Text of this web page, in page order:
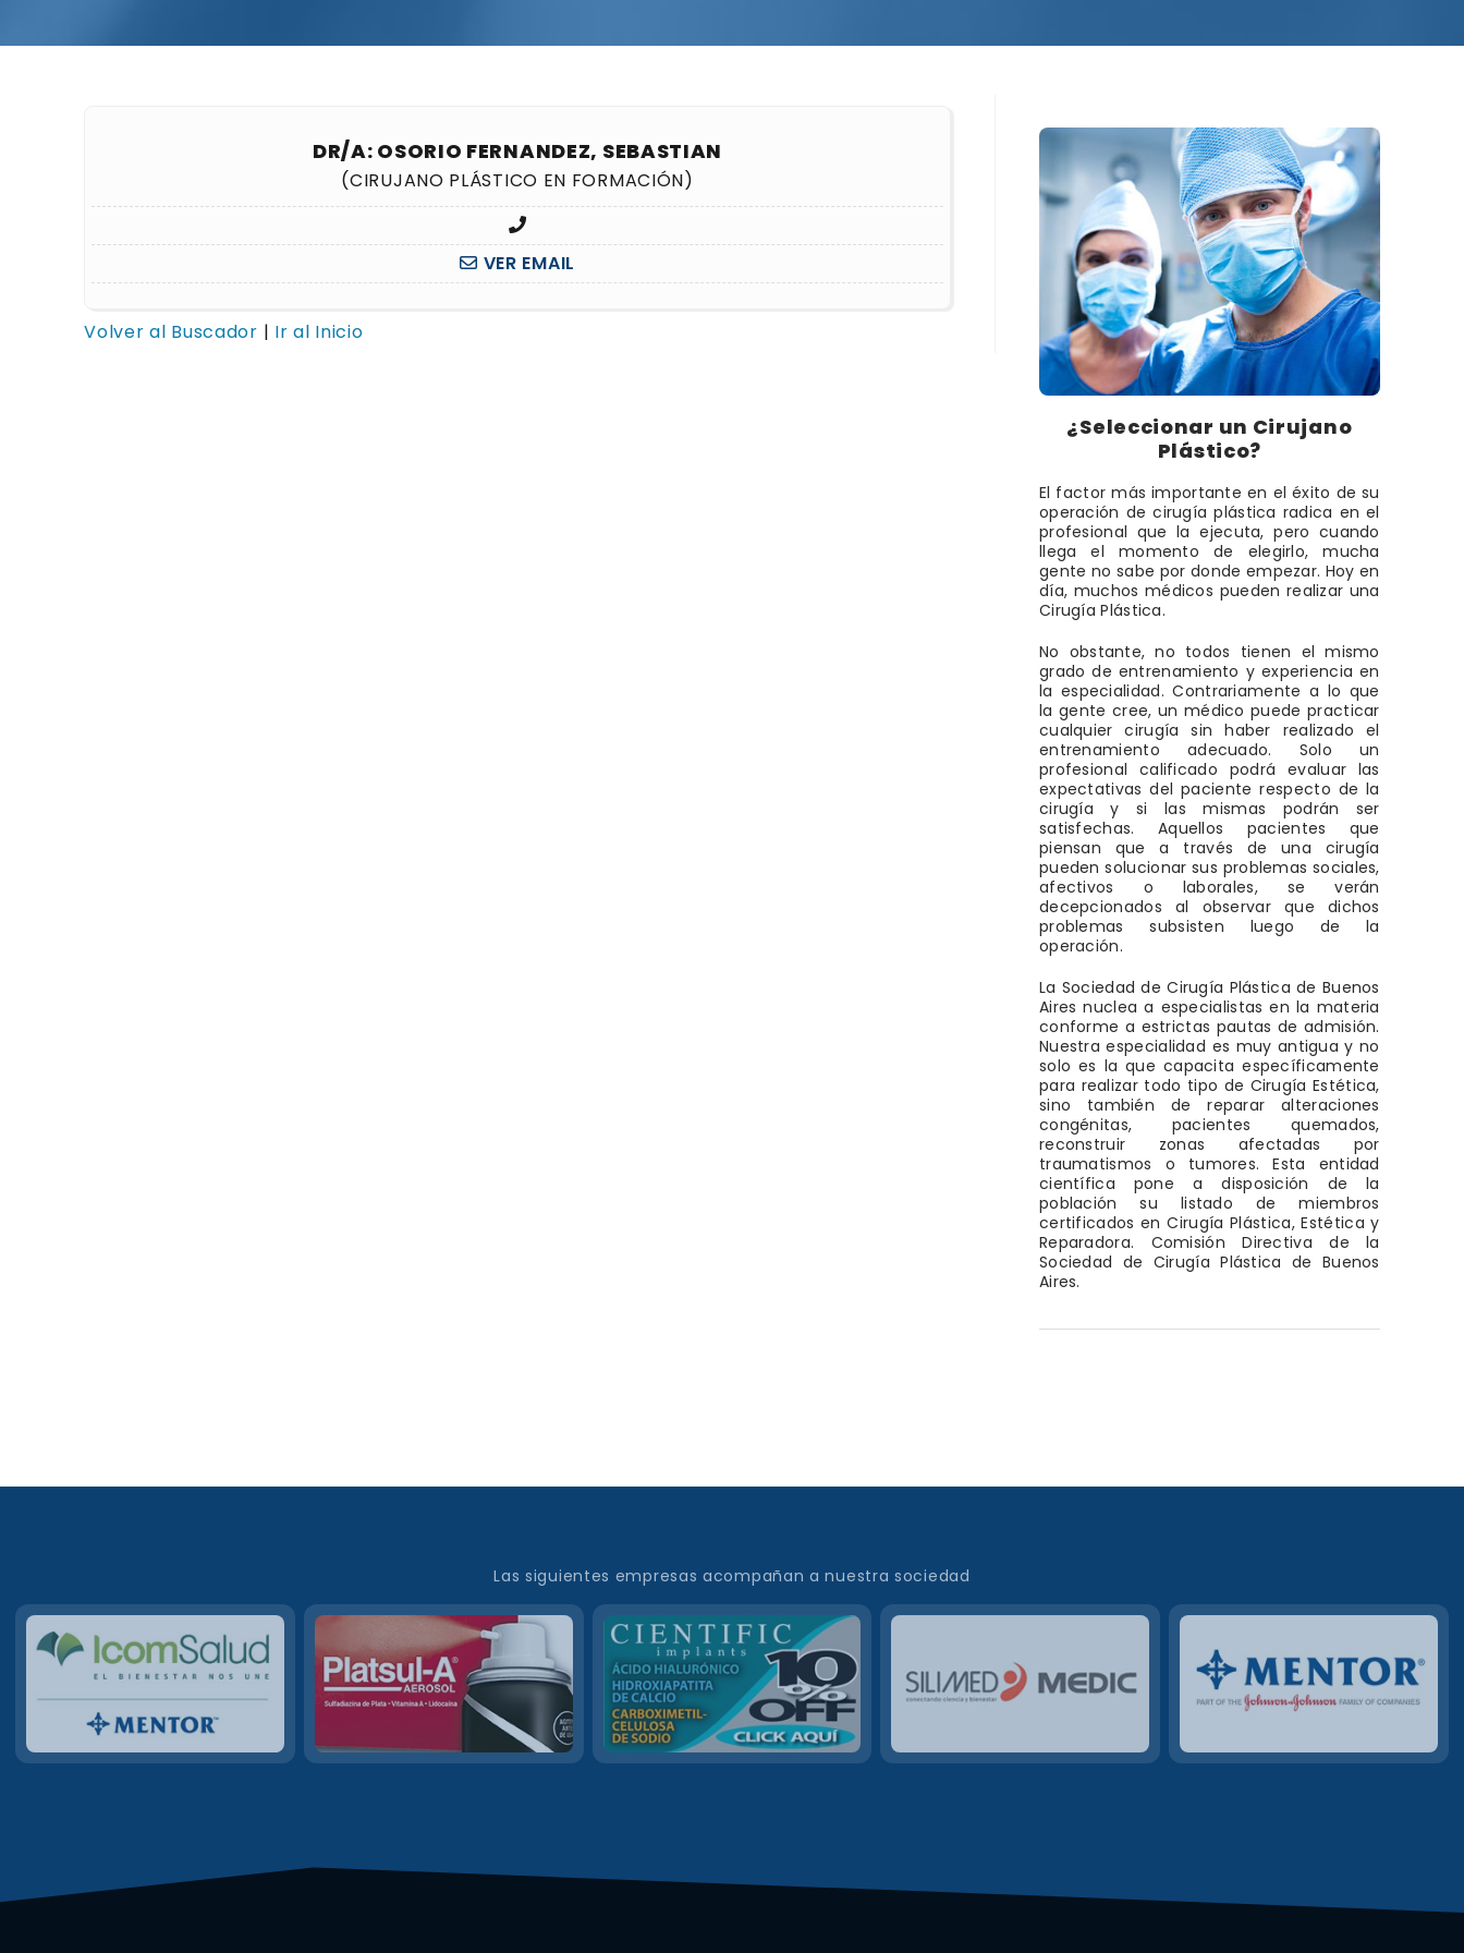
DR/A: OSORIO FERNANDEZ, SEBASTIAN
(CIRUJANO PLÁSTICO EN FORMACIÓN)
VER EMAIL
Volver al Buscador | Ir al Inicio
¿Seleccionar un Cirujano
Plástico?
El factor más importante en el éxito de su
operación de cirugía plástica radica en el
profesional que la ejecuta, pero cuando
llega el momento de elegirlo, mucha
gente no sabe por donde empezar. Hoy en
día, muchos médicos pueden realizar una
Cirugía Plástica.
No obstante, no todos tienen el mismo
grado de entrenamiento y experiencia en
la especialidad. Contrariamente a lo que
la gente cree, un médico puede practicar
cualquier cirugía sin haber realizado el
entrenamiento adecuado. Solo un
profesional calificado podrá evaluar las
expectativas del paciente respecto de la
cirugía y si las mismas podrán ser
satisfechas. Aquellos pacientes que
piensan que a través de una cirugía
pueden solucionar sus problemas sociales,
afectivos o laborales, se verán
decepcionados al observar que dichos
problemas subsisten luego de la
operación.
La Sociedad de Cirugía Plástica de Buenos
Aires nuclea a especialistas en la materia
conforme a estrictas pautas de admisión.
Nuestra especialidad es muy antigua y no
solo es la que capacita específicamente
para realizar todo tipo de Cirugía Estética,
sino también de reparar alteraciones
congénitas, pacientes quemados,
reconstruir zonas afectadas por
traumatismos o tumores. Esta entidad
científica pone a disposición de la
población su listado de miembros
certificados en Cirugía Plástica, Estética y
Reparadora. Comisión Directiva de la
Sociedad de Cirugía Plástica de Buenos
Aires.
Las siguientes empresas acompañan a nuestra sociedad